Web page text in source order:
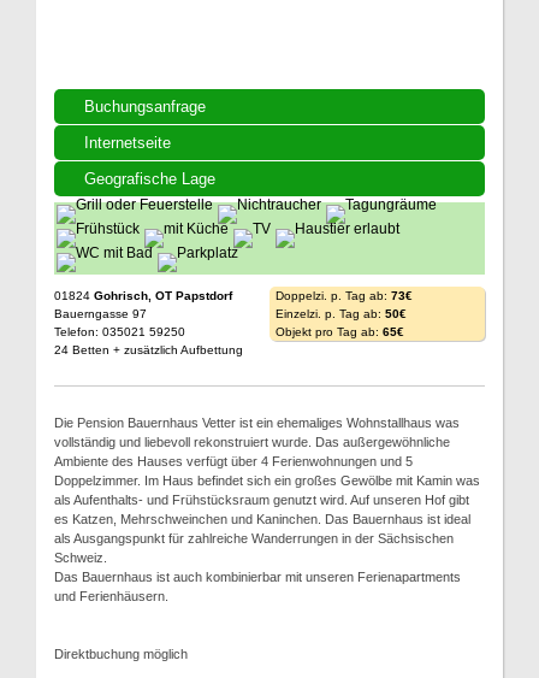
Buchungsanfrage
Internetseite
Geografische Lage
01824 Gohrisch, OT Papstdorf
Bauerngasse 97
Telefon: 035021 59250
24 Betten + zusätzlich Aufbettung
Doppelzi. p. Tag ab: 73€
Einzelzi. p. Tag ab: 50€
Objekt pro Tag ab: 65€
Die Pension Bauernhaus Vetter ist ein ehemaliges Wohnstallhaus was
vollständig und liebevoll rekonstruiert wurde. Das außergewöhnliche
Ambiente des Hauses verfügt über 4 Ferienwohnungen und 5
Doppelzimmer. Im Haus befindet sich ein großes Gewölbe mit Kamin was
als Aufenthalts- und Frühstücksraum genutzt wird. Auf unseren Hof gibt
es Katzen, Mehrschweinchen und Kaninchen. Das Bauernhaus ist ideal
als Ausgangspunkt für zahlreiche Wanderrungen in der Sächsischen
Schweiz.
Das Bauernhaus ist auch kombinierbar mit unseren Ferienapartments
und Ferienhäusern.
Direktbuchung möglich